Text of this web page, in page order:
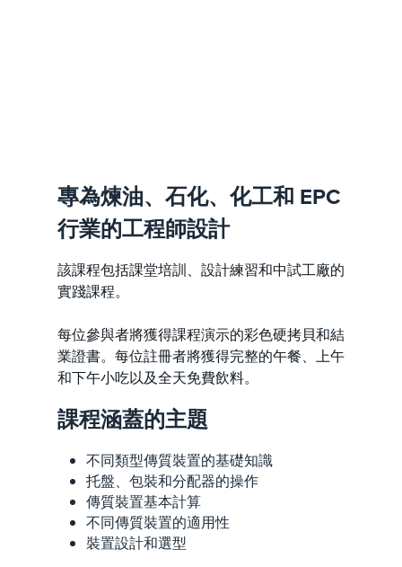
專為煉油、石化、化工和 EPC
行業的工程師設計
該課程包括課堂培訓、設計練習和中試工廠的
實踐課程。
每位參與者將獲得課程演示的彩色硬拷貝和結
業證書。每位註冊者將獲得完整的午餐、上午
和下午小吃以及全天免費飲料。
課程涵蓋的主題
不同類型傳質裝置的基礎知識
托盤、包裝和分配器的操作
傳質裝置基本計算
不同傳質裝置的適用性
裝置設計和選型